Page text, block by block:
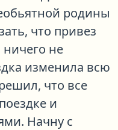
родины
что привез
ничего не
изменила всю
что все
и
Начну с